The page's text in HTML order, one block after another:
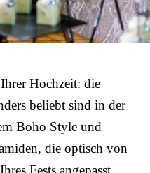
Hochzeit: die
beliebt sind in der
Boho Style und
die optisch von